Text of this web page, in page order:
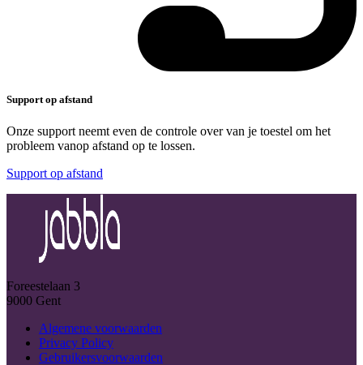
Support op afstand
Onze support neemt even de controle over van je toestel om het
probleem vanop afstand op te lossen.
Support op afstand
Foreestelaan 3
9000 Gent
Algemene voorwaarden
Privacy Policy
Gebruikersvoorwaarden